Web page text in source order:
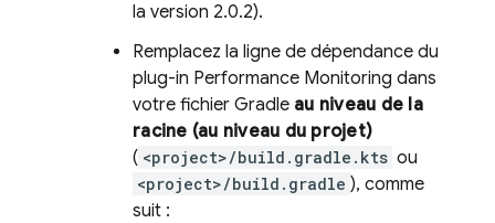
la version 2.0.2).
Remplacez la ligne de dépendance du
plug-in Performance Monitoring dans
votre fichier Gradle au niveau de la
racine (au niveau du projet)
( <project>/build.gradle.kts ou
<project>/build.gradle ), comme
suit :